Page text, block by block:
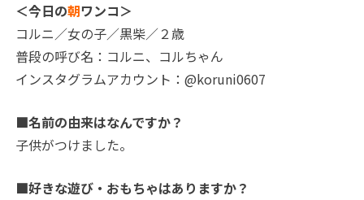
＜今日の朝ワンコ＞
コルニ／女の子／黒柴／２歳
普段の呼び名：コルニ、コルちゃん
インスタグラムアカウント：@koruni0607
■名前の由来はなんですか？
子供がつけました。
■好きな遊び・おもちゃはありますか？